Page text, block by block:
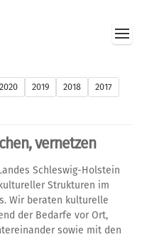
vernetzen
Schleswig-Holstein
Strukturen im
Wir beraten kulturelle
der Bedarfe vor Ort,
sowie mit den
2020 2019 2018
2017